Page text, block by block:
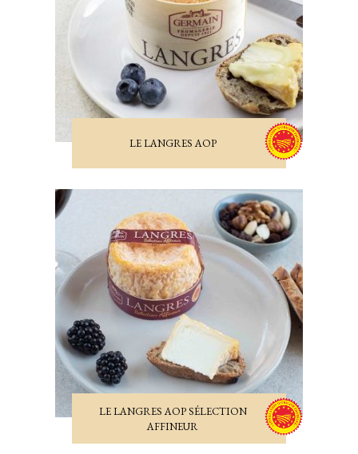
LE LANGRES AOP
LE LANGRES AOP SÉLECTION
AFFINEUR